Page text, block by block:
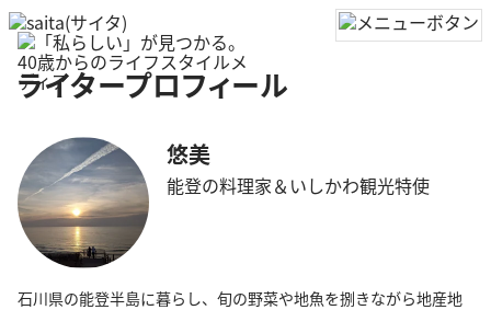
ライタープロフィール
悠美
能登の料理家＆いしかわ観光特使
石川県の能登半島に暮らし、旬の野菜や地魚を捌きながら地産地